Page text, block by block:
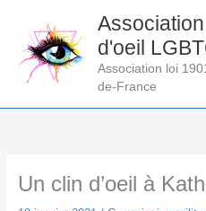
contenu
d'oeil
Association loi
de-France
Un clin d’oeil à